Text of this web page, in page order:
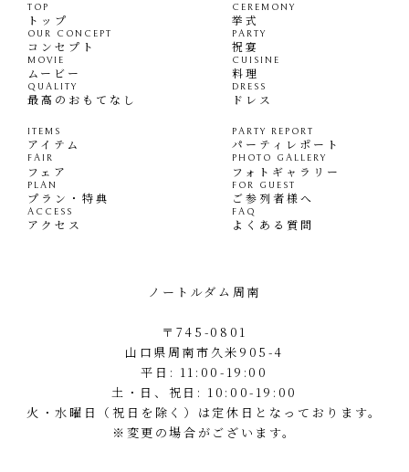
TOP
トップ
OUR CONCEPT
コンセプト
MOVIE
ムービー
QUALITY
最高のおもてなし
CEREMONY
挙式
PARTY
祝宴
CUISINE
料理
DRESS
ドレス
ITEMS
アイテム
FAIR
フェア
PLAN
プラン・特典
ACCESS
アクセス
PARTY REPORT
パーティレポート
PHOTO GALLERY
フォトギャラリー
FOR GUEST
ご参列者様へ
FAQ
よくある質問
ノートルダム周南
〒745-0801
山口県周南市久米905-4
平日: 11:00-19:00
土・日、祝日: 10:00-19:00
火・水曜日（祝日を除く）は定休日となっております。
※変更の場合がございます。